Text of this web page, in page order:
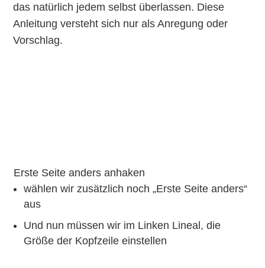
das natürlich jedem selbst überlassen. Diese
Anleitung versteht sich nur als Anregung oder
Vorschlag.
Erste Seite anders anhaken
wählen wir zusätzlich noch „Erste Seite anders“
aus
Und nun müssen wir im Linken Lineal, die
Größe der Kopfzeile einstellen